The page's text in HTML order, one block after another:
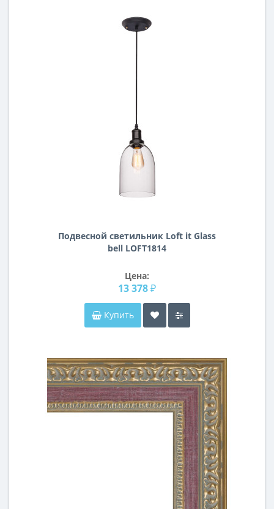
Подвесной светильник Loft it Glass
bell LOFT1814
Цена:
13 378 ₽
Купить